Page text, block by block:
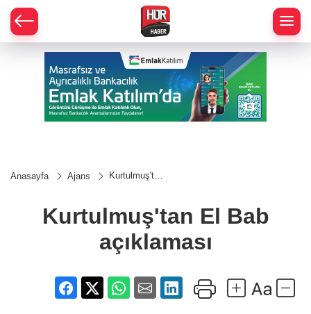
Anasayfa Ajans
Kurtulmuş'tan
Kurtulmuş'tan El Bab
açıklaması